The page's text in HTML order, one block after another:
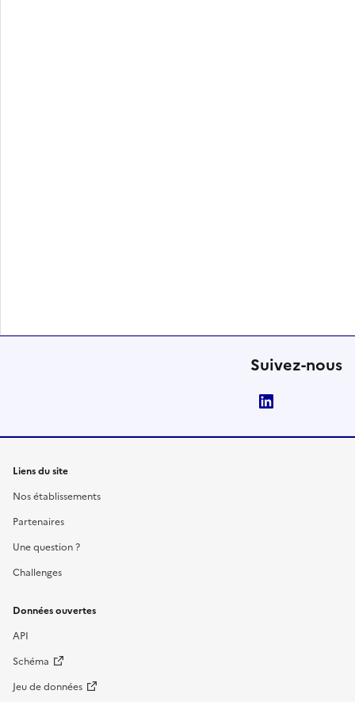
Suivez-nous
Liens du site
Nos établissements
Partenaires
Une question ?
Challenges
Données ouvertes
API
Schéma
Jeu de données